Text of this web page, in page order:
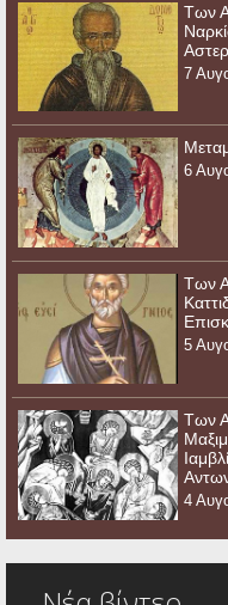
Των
7
6
Των
5
Των
4